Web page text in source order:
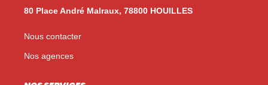
EN ES
80 Place André Malraux, 78800 HOUILLES
Nous contacter
Nos agences